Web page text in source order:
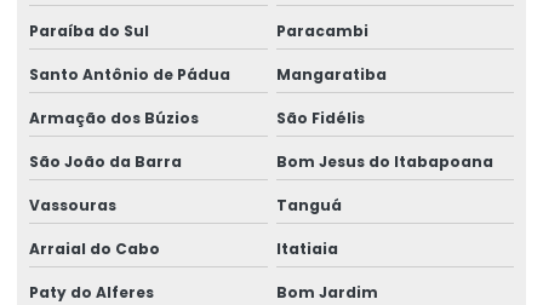
Consultoria em gestão de riscos
Consultoria em gestão de segurança no trabalho
Consultoria em higiene ocupacional
Consultoria em ler dort
Consultoria em medicina e segurança do trabalho
Consultoria em ntep
Paraíba do Sul Paracambi
Santo Antônio de Pádua Mangaratiba
Armação dos Búzios São Fidélis
São João da Barra Bom Jesus do Itabapoana
Vassouras Tanguá
Arraial do Cabo Itatiaia
Paty do Alferes Bom Jardim